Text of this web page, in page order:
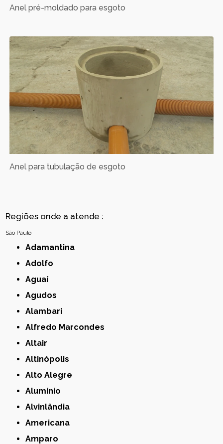
Anel pré-moldado para esgoto
Anel para tubulação de esgoto
Regiões onde a atende :
São Paulo
Adamantina
Adolfo
Aguaí
Agudos
Alambari
Alfredo Marcondes
Altair
Altinópolis
Alto Alegre
Alumínio
Alvinlândia
Americana
Amparo